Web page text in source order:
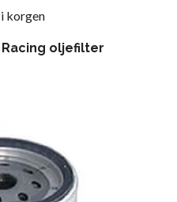
korgen
oljefilter